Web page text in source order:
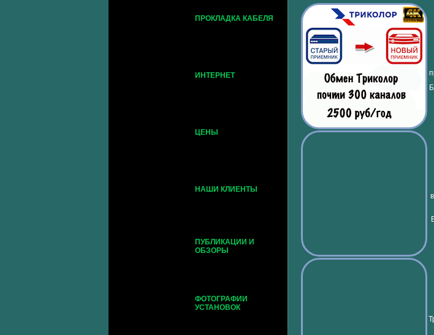
ПРОКЛАДКА КАБЕЛЯ
ИНТЕРНЕТ
ЦЕНЫ
НАШИ КЛИЕНТЫ
ПУБЛИКАЦИИ И
ОБЗОРЫ
ФОТОГРАФИИ
УСТАНОВОК